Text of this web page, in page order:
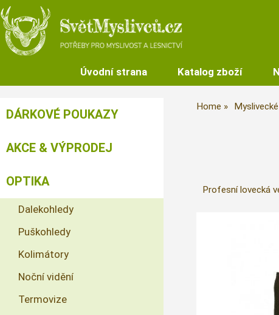
Úvodní strana Katalog zboží
Home
Profesní lovecká
DÁRKOVÉ POUKAZY
AKCE & VÝPRODEJ
OPTIKA
Dalekohledy
Puškohledy
Kolimátory
Noční vidění
Termovize